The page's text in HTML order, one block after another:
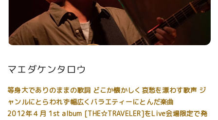
マエダケンタロウ
等身大でありのままの歌詞 どこか懐かしく哀愁を漂わす歌声 ジ
ャンルにとらわれず幅広くバラエティーにとんだ楽曲
2012年４月 1st album [THE☆TRAVELER]をLive会場限定で発